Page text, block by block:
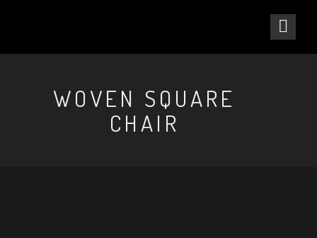
WOVEN SQUARE
CHAIR